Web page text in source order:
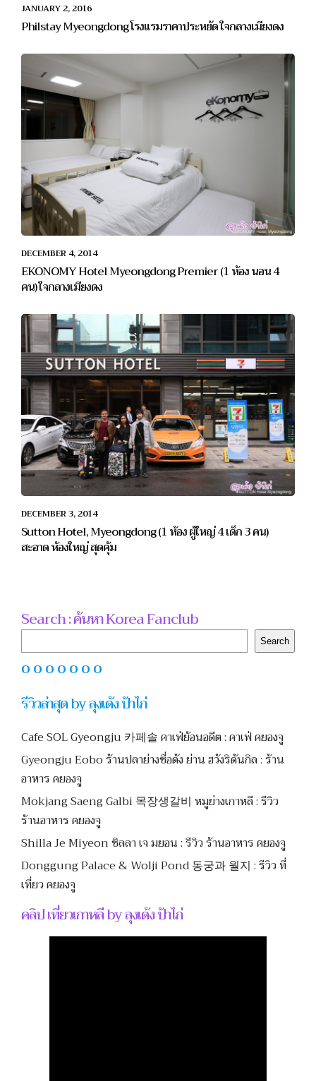
JANUARY 2, 2016
Philstay Myeongdong โรงแรมราคาประหยัด ใจกลางเมียงดง
DECEMBER 4, 2014
EKONOMY Hotel Myeongdong Premier (1 ห้อง นอน 4
คน) ใจกลางเมียงดง
DECEMBER 3, 2014
Sutton Hotel, Myeongdong (1 ห้อง ผู้ใหญ่ 4 เด็ก 3 คน)
สะอาด ห้องใหญ่ สุดคุ้ม
Search : ค้นหา Korea Fanclub
Search
O O O O O O O
รีวิวล่าสุด by ลุงเด้ง ป้าไก่
Cafe SOL Gyeongju 카페솔 คาเฟ่ย้อนอดีต : คาเฟ่ คยองจู
Gyeongju Eobo ร้านปลาย่างชื่อดัง ย่าน ฮวังริดันกิล : ร้าน
อาหาร คยองจู
Mokjang Saeng Galbi 목장생갈비 หมูย่างเกาหลี : รีวิว
ร้านอาหาร คยองจู
Shilla Je Miyeon ชิลลา เจ มยอน : รีวิว ร้านอาหาร คยองจู
Donggung Palace & Wolji Pond 동궁과 월지 : รีวิว ที่
เที่ยว คยองจู
คลิป เที่ยวเกาหลี by ลุงเด้ง ป้าไก่